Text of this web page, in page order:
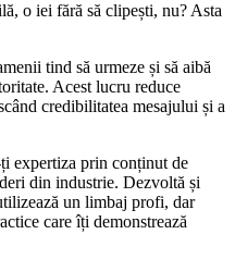
o iei fără să clipești, nu? Asta
tind să urmeze și să aibă
Acest lucru reduce
credibilitatea mesajului și a
expertiza prin conținut de
din industrie. Dezvoltă și
un limbaj profi, dar
care îți demonstrează